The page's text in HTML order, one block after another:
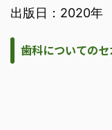
出版日：2020年
歯科についての